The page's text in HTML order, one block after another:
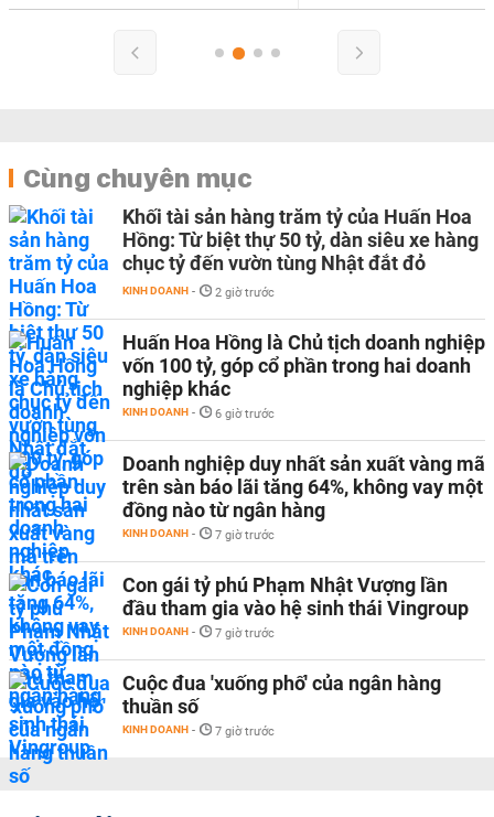
Cùng chuyên mục
Khối tài sản hàng trăm tỷ của Huấn Hoa
Hồng: Từ biệt thự 50 tỷ, dàn siêu xe hàng
chục tỷ đến vườn tùng Nhật đắt đỏ
KINH DOANH - 2 giờ trước
Huấn Hoa Hồng là Chủ tịch doanh nghiệp
vốn 100 tỷ, góp cổ phần trong hai doanh
nghiệp khác
KINH DOANH - 6 giờ trước
Doanh nghiệp duy nhất sản xuất vàng mã
trên sàn báo lãi tăng 64%, không vay một
đồng nào từ ngân hàng
KINH DOANH - 7 giờ trước
Con gái tỷ phú Phạm Nhật Vượng lần
đầu tham gia vào hệ sinh thái Vingroup
KINH DOANH - 7 giờ trước
Cuộc đua 'xuống phố' của ngân hàng
thuần số
KINH DOANH - 7 giờ trước